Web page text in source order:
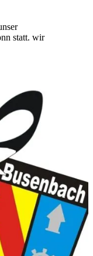
statt. wir